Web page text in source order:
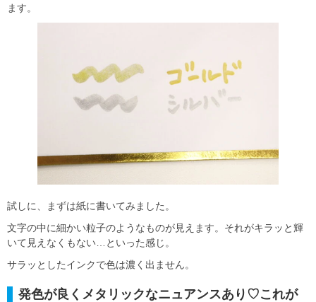
ます。
試しに、まずは紙に書いてみました。
文字の中に細かい粒子のようなものが見えます。それがキラッと輝
いて見えなくもない…といった感じ。
サラッとしたインクで色は濃く出ません。
発色が良くメタリックなニュアンスあり♡これが